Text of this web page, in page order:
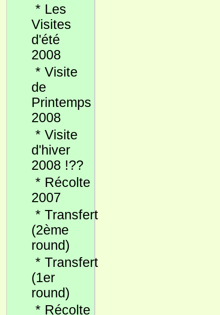
* Les
Visites
d'été
2008
* Visite
de
Printemps
2008
* Visite
d'hiver
2008 !??
* Récolte
2007
* Transfert
(2ème
round)
* Transfert
(1er
round)
* Récolte